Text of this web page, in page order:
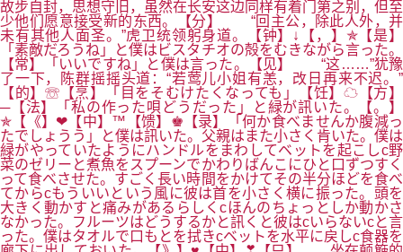
故步自封，思想守旧，虽然在长安这边同样有着门第之别，但至
少他们愿意接受新的东西。【分】 “回主公，除此人外，并
未有其他人面圣。”虎卫统领躬身道。【钟】↓【，】✯【是】
「素敵だろうね」と僕はビスタチオの殻をむきながら言った。
【常】「いいですね」と僕は言った。【见】 “这……”犹豫
了一下，陈群摇摇头道：“若莺儿小姐有恙，改日再来不迟。”
【的】☏【烹】「目をそむけたくなっても」【饪】☁【方】
─【法】「私の作った唄どうだった」と緑が訊いた。【。】
✯【《】❤【中】™【馈】♚【录】「何か食べませんか腹減っ
たでしょうう」と僕は訊いた。父親はまた小さく肯いた。僕は
緑がやっていたようにハンドルをまわしてベットを起こしc野
菜のゼリーと煮魚をスプーンでかわりばんこにひと口ずつすく
って食べさせた。すごく長い時間をかけてその半分ほどを食べ
てからcもういいという風に彼は首を小さく横に振った。頭を
大きく動かすと痛みがあるらしくcほんのちょっとしか動かさ
なかった。フルーツはどうするかと訊くと彼はcいらないcと言
った。僕はタオルで口もとを拭きcベットを水平に戻しc食器を